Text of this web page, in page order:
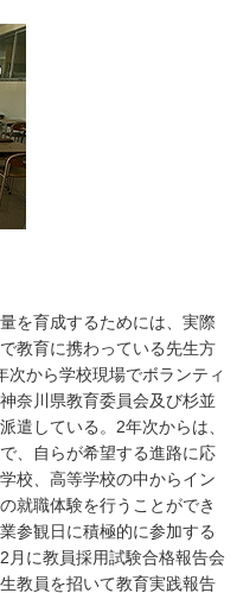
を育成するためには、実際
教育に携わっている先生方
次から学校現場でボランティ
奈川県教育委員会及び杉並
遣している。2年次からは、
、自らが希望する進路に応
校、高等学校の中からイン
就職体験を行うことができ
参観日に積極的に参加する
月に教員採用試験合格報告会
教員を招いて教育実践報告